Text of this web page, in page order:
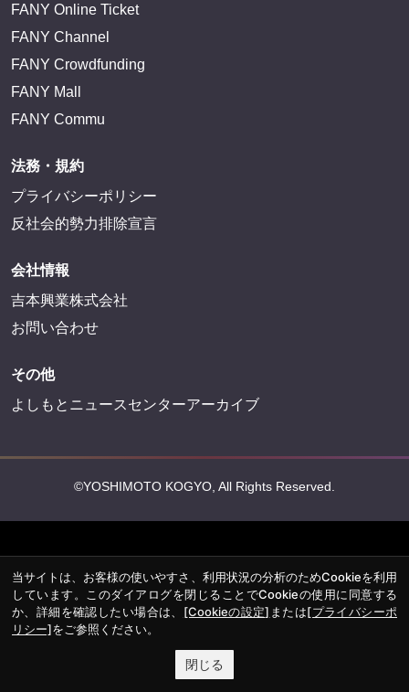
FANY Online Ticket
FANY Channel
FANY Crowdfunding
FANY Mall
FANY Commu
法務・規約
プライバシーポリシー
反社会的勢力排除宣言
会社情報
吉本興業株式会社
お問い合わせ
その他
よしもとニュースセンターアーカイブ
©YOSHIMOTO KOGYO, All Rights Reserved.
当サイトは、お客様の使いやすさ、利用状況の分析のためCookieを利用
しています。このダイアログを閉じることでCookieの使用に同意する
か、詳細を確認したい場合は、 [Cookieの設定] または[プライバシーポ
リシー]をご参照ください。
閉じる